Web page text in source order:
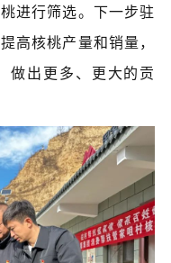
进行筛选。下一步驻
高核桃产量和销量，
做出更多、更大的贡